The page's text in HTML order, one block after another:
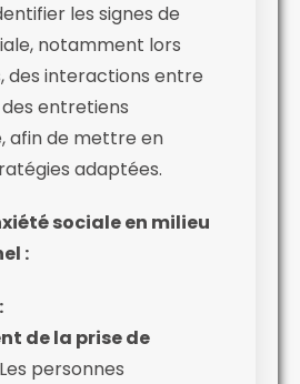
les signes de
notamment lors
des interactions entre
entretiens
afin de mettre en
adaptées.
sociale en milieu
:
de la prise de
Les personnes